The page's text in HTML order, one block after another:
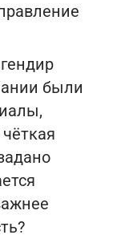
были